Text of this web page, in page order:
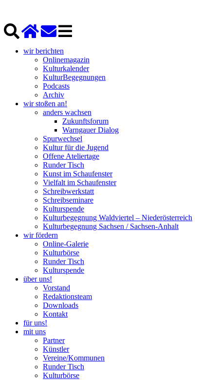
wir berichten
Onlinemagazin
Kulturkalender
KulturBegegnungen
Podcasts
Archiv
wir stoßen an!
anders wachsen
Zukunftsforum
Warngauer Dialog
Spurwechsel
Kultur für die Jugend
Offene Ateliertage
Runder Tisch
Kunst im Schaufenster
Vielfalt im Schaufenster
Schreibwerkstatt
Schreibseminare
Kulturspende
Kulturbegegnung Waldviertel – Niederösterreich
Kulturbegegnung Sachsen / Sachsen-Anhalt
wir fördern
Online-Galerie
Kulturbörse
Runder Tisch
Kulturspende
über uns!
Vorstand
Redaktionsteam
Downloads
Kontakt
für uns!
mit uns
Partner
Künstler
Vereine/Kommunen
Runder Tisch
Kulturbörse